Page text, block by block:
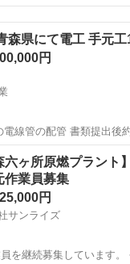
資格無し電気配管経験有
森県にて電工 手元
円
出後約1ヶ月後に入場 終
翌月末払い 募集人数 電工6名 職長1人...
駅 その他 社会保険
六ヶ所原燃プラン
業員募集
円
サンライズ
を継続募集しています。